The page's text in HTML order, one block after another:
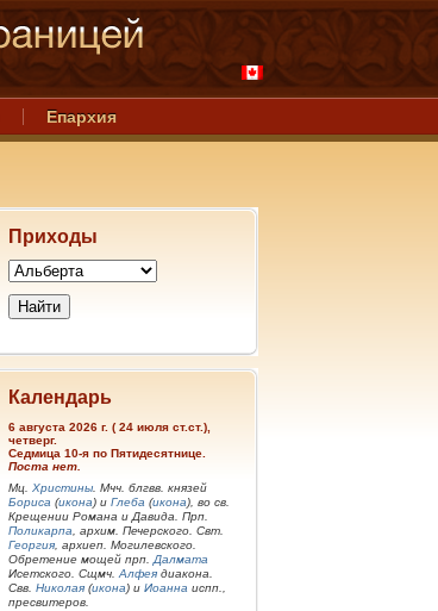
Епархия
Приходы
Календарь
6 августа 2026 г. ( 24 июля ст.ст.),
четверг.
Седмица 10-я по Пятидесятнице.
Поста нет.
Мц. Христины . Мчч. блгвв. князей
Бориса (икона) и Глеба (икона), во св.
Крещении Романа и Давида. Прп.
Поликарпа , архим. Печерского. Свт.
Георгия , архиеп. Могилевского.
Обретение мощей прп. Далмата
Исетского. Сщмч. Алфея диакона.
Свв. Николая (икона) и Иоанна испп.,
пресвитеров.